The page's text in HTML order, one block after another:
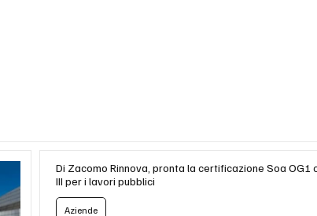
Di Zacomo Rinnova, pronta la certificazione Soa OG1
III per i lavori pubblici
Aziende